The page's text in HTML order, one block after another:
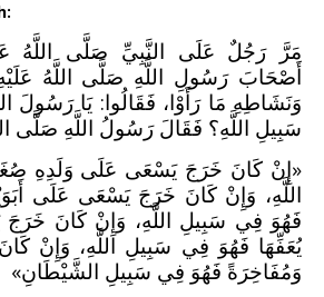
:
مَرَّ رَجُلٌ عَلَى النَّبِيِّ صَلَّى اللَّهُ
أَصْحَابَ رَسُولِ اللَّهِ صَلَّى اللَّهُ
وَنَشَاطِهِ مَا رَأَوْا، فَقَالُوا: يَا رَسُولَ
سَبِيلِ اللَّهِ؟ فَقَالَ رَسُولُ اللَّهِ صَلَّى
«إِنْ كَانَ خَرَجَ يَسْعَى عَلَى وَلَدِهِ
اللَّهِ، وَإِنْ كَانَ خَرَجَ يَسْعَى عَلَى
فَهُوَ فِي سَبِيلِ اللَّهِ، وَإِنْ كَانَ
يُعَفِّهَا فَهُوَ فِي سَبِيلِ اللَّهِ، وَإِنْ
وَمُفَاخِرَةً فَهُوَ فِي سَبِيلِ الشَّيْطَانِ»